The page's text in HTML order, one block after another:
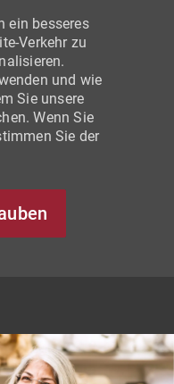
ein besseres
Verkehr zu
und wie
Sie unsere
Wenn Sie
Sie der